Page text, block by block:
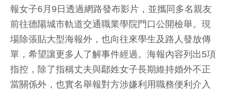
報女子6月9日透過網路發布影片，並攜同多名親友
前往德陽城市軌道交通職業學院門口公開檢舉。現
場除張貼大型海報外，也向往來學生及路人發放傳
單，希望讓更多人了解事件經過。海報內容列出5項
指控，除了指稱丈夫與鄢姓女子長期維持婚外不正
當關係外，也實名舉報對方涉嫌利用職務便利介入